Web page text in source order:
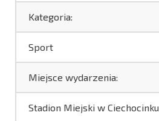
Kategoria:
Sport
Miejsce wydarzenia:
Stadion Miejski w Ciechocinku